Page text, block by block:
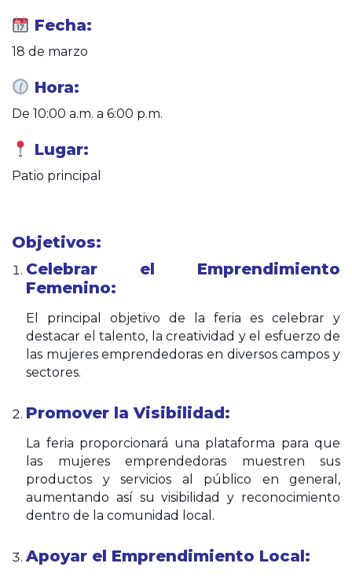
Fecha:
18 de marzo
Hora:
De 10:00 a.m. a 6:00 p.m.
Lugar:
Patio principal
Objetivos:
Celebrar el Emprendimiento
Femenino:
El principal objetivo de la feria es celebrar y
destacar el talento, la creatividad y el esfuerzo de
las mujeres emprendedoras en diversos campos y
sectores.
Promover la Visibilidad:
La feria proporcionará una plataforma para que
las mujeres emprendedoras muestren sus
productos y servicios al público en general,
aumentando así su visibilidad y reconocimiento
dentro de la comunidad local.
Apoyar el Emprendimiento Local: